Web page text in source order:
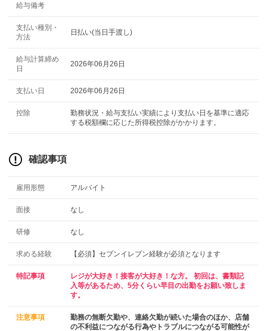
給与備考
支払い種別・
方法
日払い(当日手渡し)
給与計算締め
日
2026年06月26日
支払い日 2026年06月26日
控除
勤務状況・給与支払い実績により支払い日を基準に適応
する税額欄に応じた所得税控除がかかります。
確認事項
雇用形態 アルバイト
面接 なし
研修 なし
求める経験 【必須】セブンイレブン経験が必須となります
特記事項
レジが大好き！接客が大好き！な方。 初回は、書類記
入等があるため、5分くらい早目の出勤をお願い致しま
す。
注意事項
勤務の無断欠勤や、連絡欠勤が続いた場合のほか、店舗
の不利益につながる行為やトラブルにつながる可能性が